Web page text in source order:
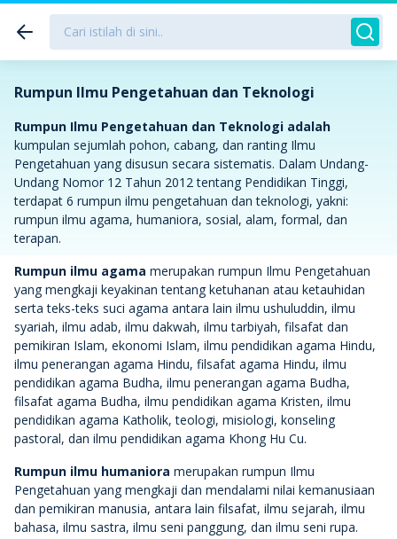
Rumpun Ilmu Pengetahuan dan Teknologi
Rumpun Ilmu Pengetahuan dan Teknologi adalah
kumpulan sejumlah pohon, cabang, dan ranting Ilmu
Pengetahuan yang disusun secara sistematis. Dalam Undang-
Undang Nomor 12 Tahun 2012 tentang Pendidikan Tinggi,
terdapat 6 rumpun ilmu pengetahuan dan teknologi, yakni:
rumpun ilmu agama, humaniora, sosial, alam, formal, dan
terapan.
Rumpun ilmu agama merupakan rumpun Ilmu Pengetahuan
yang mengkaji keyakinan tentang ketuhanan atau ketauhidan
serta teks-teks suci agama antara lain ilmu ushuluddin, ilmu
syariah, ilmu adab, ilmu dakwah, ilmu tarbiyah, filsafat dan
pemikiran Islam, ekonomi Islam, ilmu pendidikan agama Hindu,
ilmu penerangan agama Hindu, filsafat agama Hindu, ilmu
pendidikan agama Budha, ilmu penerangan agama Budha,
filsafat agama Budha, ilmu pendidikan agama Kristen, ilmu
pendidikan agama Katholik, teologi, misiologi, konseling
pastoral, dan ilmu pendidikan agama Khong Hu Cu.
Rumpun ilmu humaniora merupakan rumpun Ilmu
Pengetahuan yang mengkaji dan mendalami nilai kemanusiaan
dan pemikiran manusia, antara lain filsafat, ilmu sejarah, ilmu
bahasa, ilmu sastra, ilmu seni panggung, dan ilmu seni rupa.